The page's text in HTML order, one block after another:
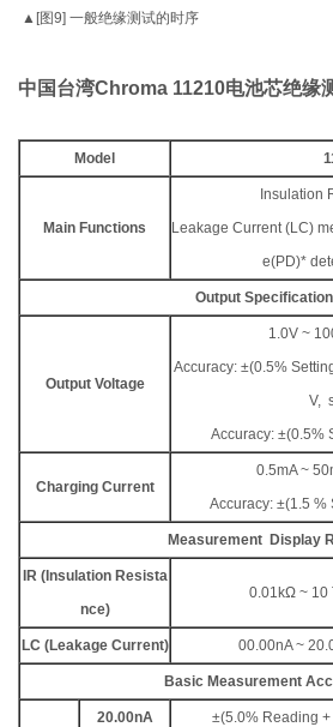
▲[图9] 一般绝缘测试的时序
中国台湾Chroma 11210电池芯绝缘
Model
Main Functions
Insulation
Leakage Current (LC)
e(PD)*
Output
Output Voltage
1.0V ~
Accuracy: ±(0.5%
V,
Accuracy: ±(0.5%
Charging Current
0.5mA ~
Accuracy: ±(1.5 %
Measurement Display
IR (Insulation Resista
nce)
0.01kΩ ~
LC (Leakage Current) 00.00nA ~
Basic Measurement
20.00nA ±(5.0% Reading